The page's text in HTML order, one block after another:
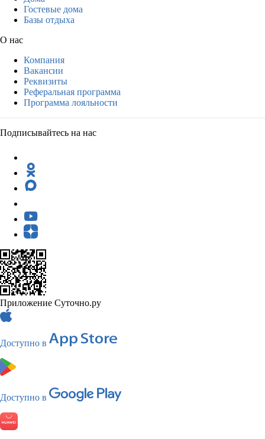
Гостевые дома
Базы отдыха
О нас
Компания
Вакансии
Реквизиты
Реферальная программа
Программа лояльности
Подписывайтесь на нас
Приложение Суточно.ру
Доступно в
Доступно в